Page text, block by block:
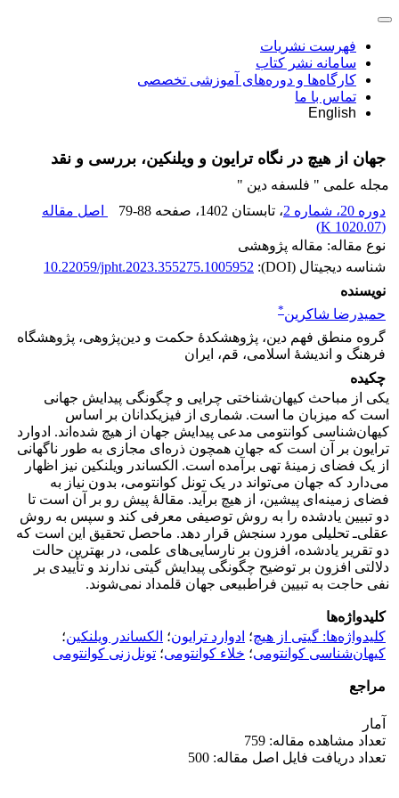
فهرست نشریات
سامانه نشر کتاب
کارگاه‌ها و دوره‌های آموزشی تخصصی
تماس با ما
English
جهان از هیچ در نگاه ترایون و ویلنکین، بررسی و نقد
مجله علمی " فلسفه دین "
دوره 20، شماره 2
، تابستان 1402 ، صفحه 79-88
اصل مقاله
(
1020.07 K
)
نوع مقاله: مقاله پژوهشی
شناسه دیجیتال (DOI):
10.22059/jpht.2023.355275.1005952
نویسنده
حمیدرضا شاکرین*
گروه منطق فهم دین، پژوهشکدۀ حکمت و دین‌پژوهی، پژوهشگاه
فرهنگ و اندیشۀ اسلامی، قم، ایران
چکیده
یکی از مباحث کیهان‌شناختی چرایی و چگونگی پیدایش جهانی
است که میزبان ما است. شماری از فیزیکدانان بر اساس
کیهان‌شناسی کوانتومی مدعی پیدایش جهان از هیچ شده‌اند. ادوارد
ترایون بر آن است که جهان همچون ذره‌ای مجازی به ‌طور ناگهانی
از یک فضای زمینۀ تهی برآمده است. الکساندر ویلنکین نیز اظهار
می‌دارد که جهان می‌تواند در یک تونل کوانتومی، بدون نیاز به
فضای زمینه‌ای پیشین، از هیچ برآید. مقالۀ پیش رو بر آن است تا
دو تبیین یادشده را به روش توصیفی معرفی کند و سپس به روش
عقلی‌ـ تحلیلی مورد سنجش قرار دهد. ماحصل تحقیق این است که
دو تقریر یادشده، افزون بر نارسایی‌های علمی، در بهترین حالت
دلالتی افزون بر توضیح چگونگی پیدایش گیتی ندارند و تأییدی بر
نفی حاجت به تبیین فراطبیعی جهان قلمداد نمی‌شوند.
کلیدواژه‌ها
کلیدواژه‌ها: گیتی از هیچ؛ ادوارد ترایون؛ الکساندر ویلنکین؛
کیهان‌شناسی کوانتومی؛ خلاء کوانتومی؛ تونل‌زنی کوانتومی
مراجع
آمار
تعداد مشاهده مقاله: 759
تعداد دریافت فایل اصل مقاله: 500